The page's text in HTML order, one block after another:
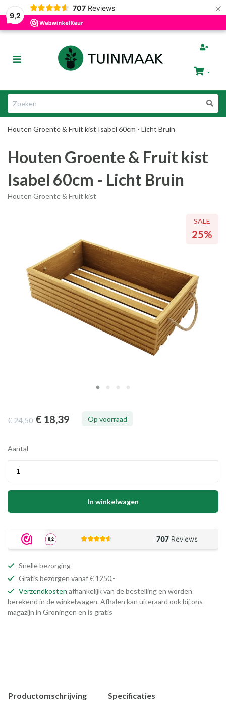
(Tuinafscheiding)
(Tuinmeubelen)
(Dier & Tuin)
9,2
707 Reviews ×
Gratis afhalen in Groningen Razendsnelle Levering
Toggle
-
Winkelwagen
Vul hem met producten.
Houten Groente & Fruit kist Isabel 60cm - Licht Bruin
Houten Groente & Fruit kist
Isabel 60cm - Licht Bruin
Houten Groente & Fruit kist
SALE
25%
SALE
25%
SALE
25%
SALE
25%
€ 24,50 € 18,39 Op voorraad
Aantal
In winkelwagen
Snelle bezorging
Gratis bezorgen vanaf € 1250,-
Verzendkosten afhankelijk van de bestelling en worden
berekend in de winkelwagen. Afhalen kan uiteraard ook bij ons
magazijn in Groningen en is gratis
Productomschrijving Specificaties